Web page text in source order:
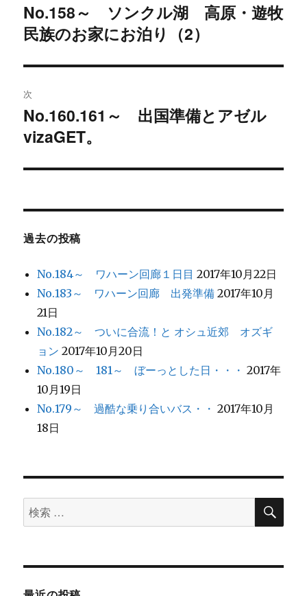
稿
ナ
ビ
ゲ
ー
ン
過
去
投
稿:
No.158～ ソンクル湖 高原・遊牧
民族のお家にお泊り（2）
次
次
の
稿:
No.160.161～ 出国準備とアゼル
vizaGET。
過去の投稿
No.184～ ワハーン回廊１日目 2017年10月22日
No.183～ ワハーン回廊 出発準備 2017年10月
21日
No.182～ ついに合流！と オシュ近郊 オズギ
ョン 2017年10月20日
No.180～ 181～ ぼーっとした日・・・ 2017年
10月19日
No.179～ 過酷な乗り合いバス・・ 2017年10月
18日
検
索
象:
検